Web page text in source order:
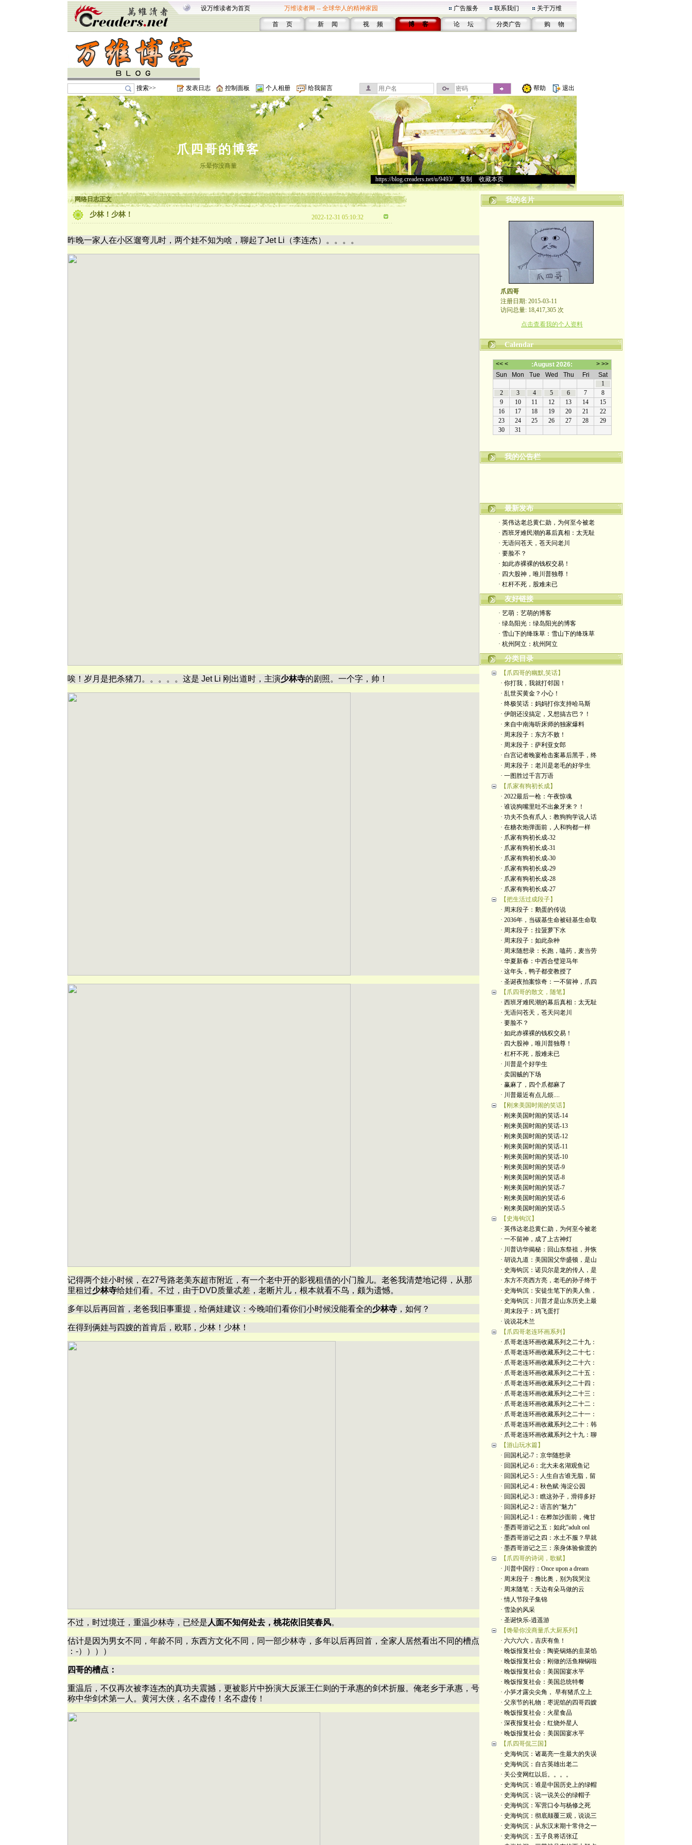
设万维读者为首页 万维读者网 -- 全球华人的精神家园 广告服务 联系我们 关于万维
首 页 新 闻 视 频 博 客 论 坛 分类广告 购 物
搜索>> 发表日志 控制面板 个人相册 给我留言 帮助 退出
爪四哥的博客
乐晕你没商量
https://blog.creaders.net/u/9493/> 复制 收藏本页
网络日志正文
少林！少林！ 2022-12-31 05:10:32
昨晚一家人在小区遛弯儿时，两个娃不知为啥，聊起了Jet Li（李连杰）。。。。
唉！岁月是把杀猪刀。。。。。这是 Jet Li 刚出道时，主演少林寺的剧照。一个字，帅！
记得两个娃小时候，在27号路老美东超市附近，有一个老中开的影视租借的小门脸儿。老爸我清楚地记得，从那
里租过少林寺给娃们看。不过，由于DVD质量忒差，老断片儿，根本就看不鸟，颇为遗憾。
多年以后再回首，老爸我旧事重提，给俩娃建议：今晚咱们看你们小时候没能看全的少林寺 ，如何？
在得到俩娃与四嫂的首肯后，欧耶，少林！少林！
不过，时过境迁，重温少林寺，已经是 人面不知何处去，桃花依旧笑春风。
估计是因为男女不同，年龄不同，东西方文化不同，同一部少林寺，多年以后再回首，全家人居然看出不同的槽点
：-））））
四哥的槽点：
重温后，不仅再次被李连杰的真功夫震撼，更被影片中扮演大反派王仁则的于承惠的剑术折服。俺老乡于承惠，号
称中华剑术第一人。黄河大侠，名不虚传！名不虚传！
我的名片
爪四哥
注册日期: 2015-03-11
访问总量: 18,417,305 次
点击查看我的个人资料
Calendar
我的公告栏
最新发布
· 英伟达老总黄仁勋，为何至今被老
· 西班牙难民潮的幕后真相：太无耻
· 无语问苍天，苍天问老川
· 要脸不？
· 如此赤裸裸的钱权交易！
· 四大股神，唯川普独尊！
· 杠杆不死，股难未已
友好链接
· 艺萌：艺萌的博客
· 绿岛阳光：绿岛阳光的博客
· 雪山下的绛珠草：雪山下的绛珠草
· 杭州阿立：杭州阿立
分类目录
【爪四哥的幽默,笑话】
· 你打我，我就打邻国！
· 乱世买黄金？小心！
· 终极笑话：妈妈打你支持哈马斯
· 伊朗还没搞定，又想搞古巴？！
· 来自中南海听床师的独家爆料
· 周末段子：东方不败！
· 周末段子：萨利亚女郎
· 白宫记者晚宴枪击案幕后黑手，终
· 周末段子：老川是老毛的好学生
· 一图胜过千言万语
【爪家有狗初长成】
· 2022最后一枪：午夜惊魂
· 谁说狗嘴里吐不出象牙来？！
· 功夫不负有爪人：教狗狗学说人话
· 在糖衣炮弹面前，人和狗都一样
· 爪家有狗初长成-32
· 爪家有狗初长成-31
· 爪家有狗初长成-30
· 爪家有狗初长成-29
· 爪家有狗初长成-28
· 爪家有狗初长成-27
【把生活过成段子】
· 周末段子：鹅蛋的传说
· 2036年，当碳基生命被硅基生命取
· 周末段子：拉菠萝下水
· 周末段子：如此杂种
· 周末随想录：长跑，嗑药，麦当劳
· 华夏新春：中西合璧迎马年
· 这年头，鸭子都变教授了
· 圣诞夜拍案惊奇：一不留神，爪四
【爪四哥的散文，随笔】
· 西班牙难民潮的幕后真相：太无耻
· 无语问苍天，苍天问老川
· 要脸不？
· 如此赤裸裸的钱权交易！
· 四大股神，唯川普独尊！
· 杠杆不死，股难未已
· 川普是个好学生
· 卖国贼的下场
· 赢麻了，四个爪都麻了
· 川普最近有点儿烦....
【刚来美国时闹的笑话】
· 刚来美国时闹的笑话-14
· 刚来美国时闹的笑话-13
· 刚来美国时闹的笑话-12
· 刚来美国时闹的笑话-11
· 刚来美国时闹的笑话-10
· 刚来美国时闹的笑话-9
· 刚来美国时闹的笑话-8
· 刚来美国时闹的笑话-7
· 刚来美国时闹的笑话-6
· 刚来美国时闹的笑话-5
【史海钩沉】
· 英伟达老总黄仁勋，为何至今被老
· 一不留神，成了上古神灯
· 川普访华揭秘：回山东祭祖，并恢
· 胡说九道：美国国父华盛顿，是山
· 史海钩沉：诺贝尔是龙的传人，是
· 东方不亮西方亮，老毛的孙子终于
· 史海钩沉：安徒生笔下的美人鱼，
· 史海钩沉：川普才是山东历史上最
· 周末段子：鸡飞蛋打
· 说说花木兰
【爪四哥老连环画系列】
· 爪哥老连环画收藏系列之二十九：
· 爪哥老连环画收藏系列之二十七：
· 爪哥老连环画收藏系列之二十六：
· 爪哥老连环画收藏系列之二十五：
· 爪哥老连环画收藏系列之二十四：
· 爪哥老连环画收藏系列之二十三：
· 爪哥老连环画收藏系列之二十二：
· 爪哥老连环画收藏系列之二十一：
· 爪哥老连环画收藏系列之二十：韩
· 爪哥老连环画收藏系列之十九：聊
【游山玩水篇】
· 回国札记-7：京华随想录
· 回国札记-6：北大未名湖观鱼记
· 回国札记-5：人生自古谁无脂，留
· 回国札记-4：秋色赋·海淀公园
· 回国札记-3：瞧这孙子，滑得多好
· 回国札记-2：语言的“魅力”
· 回国札记-1：在桦加沙面前，俺甘
· 墨西哥游记之五：如此“adult onl
· 墨西哥游记之四：水土不服？早就
· 墨西哥游记之三：亲身体验偷渡的
【爪四哥的诗词，歌赋】
· 川普中国行：Once upon a dream
· 周末段子：撸比奥，别为我哭泣
· 周末随笔：天边有朵马做的云
· 情人节段子集锦
· 雪染的风采
· 圣诞快乐-逍遥游
【馋晕你没商量爪大厨系列】
· 六六六六，吉庆有鱼！
· 晚饭报复社会：陶瓷锅烙的韭菜馅
· 晚饭报复社会：刚做的活鱼糊锅啦
· 晚饭报复社会：美国国宴水平
· 晚饭报复社会：美国总统特餐
· 小笋才露尖尖角， 早有猪爪立上
· 父亲节的礼物：枣泥馅的四哥四嫂
· 晚饭报复社会：火星食品
· 深夜报复社会：红烧外星人
· 晚饭报复社会：美国国宴水平
【爪四哥侃三国】
· 史海钩沉：诸葛亮一生最大的失误
· 史海钩沉：自古英雄出老二
· 关公变网红以后。。。。
· 史海钩沉：谁是中国历史上的绿帽
· 史海钩沉：说一说关公的绿帽子
· 史海钩沉：军营口令与杨修之死
· 史海钩沉：彻底颠覆三观，说说三
· 史海钩沉：从东汉末期十常侍之一
· 史海钩沉：五子良将话张辽